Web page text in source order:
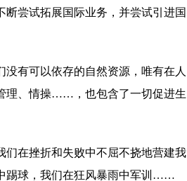
尝试拓展国际业务，并尝试引进国
有可以依存的自然资源，唯有在人
理、情操……，也包含了一切促进生
们在挫折和失败中不屈不挠地营建我
踢球，我们在狂风暴雨中军训……